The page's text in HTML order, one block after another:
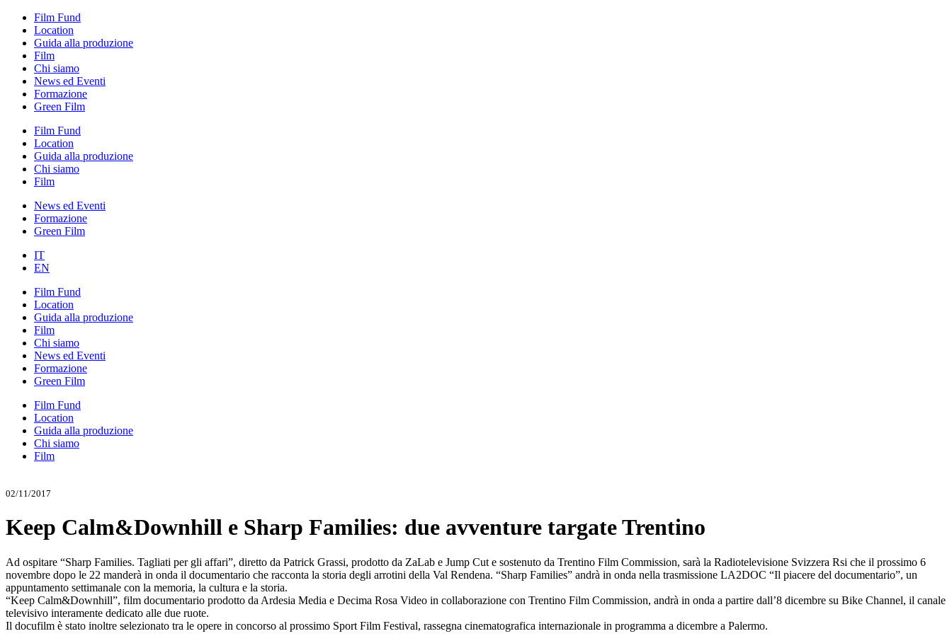
Film Fund
Location
Guida alla produzione
Film
Chi siamo
News ed Eventi
Formazione
Green Film
Film Fund
Location
Guida alla produzione
Chi siamo
Film
News ed Eventi
Formazione
Green Film
IT
EN
Film Fund
Location
Guida alla produzione
Film
Chi siamo
News ed Eventi
Formazione
Green Film
Film Fund
Location
Guida alla produzione
Chi siamo
Film
02/11/2017
Keep Calm&Downhill e Sharp Families: due avventure targate Trentino
Ad ospitare “Sharp Families. Tagliati per gli affari”, diretto da Patrick Grassi, prodotto da ZaLab e Jump Cut e sostenuto da Trentino Film Commission, sarà la Radiotelevisione Svizzera Rsi che il prossimo 6
novembre dopo le 22 manderà in onda il documentario che racconta la storia degli arrotini della Val Rendena. “Sharp Families” andrà in onda nella trasmissione LA2DOC “Il piacere del documentario”, un
appuntamento settimanale con la memoria, la cultura e la storia.
“Keep Calm&Downhill”, film documentario prodotto da Ardesia Media e Decima Rosa Video in collaborazione con Trentino Film Commission, andrà in onda a partire dall’8 dicembre su Bike Channel, il canale
televisivo interamente dedicato alle due ruote.
Il docufilm è stato inoltre selezionato tra le opere in concorso al prossimo Sport Film Festival, rassegna cinematografica internazionale in programma a dicembre a Palermo.